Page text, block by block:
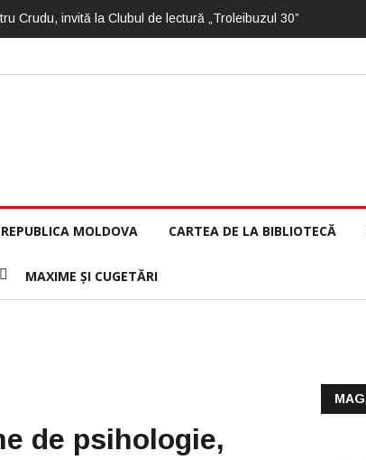
Crudu, invită la Clubul de lectură „Troleibuzul 30”
MOLDOVA CARTEA DE LA BIBLIOTECĂ
MAXIME ȘI CUGETĂRI
de psihologie,